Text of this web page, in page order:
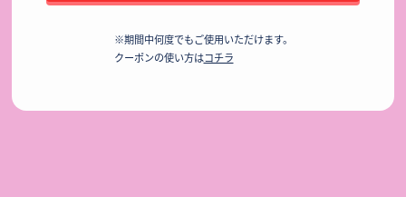
※期間中何度でもご使用いただけます。
クーポンの使い方はコチラ